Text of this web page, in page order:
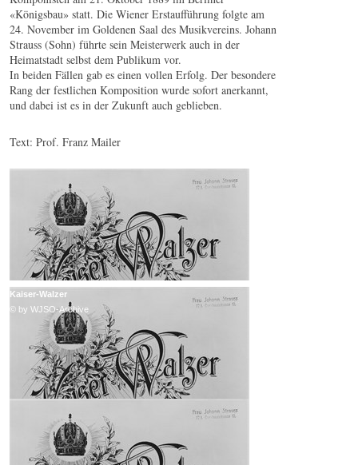
«Königsbau» statt. Die Wiener Erstaufführung folgte am
24. November im Goldenen Saal des Musikvereins. Johann
Strauss (Sohn) führte sein Meisterwerk auch in der
Heimatstadt selbst dem Publikum vor.
In beiden Fällen gab es einen vollen Erfolg. Der besondere
Rang der festlichen Komposition wurde sofort anerkannt,
und dabei ist es in der Zukunft auch geblieben.
Text: Prof. Franz Mailer
Kaiser-Walzer
© by WJSO-Archive